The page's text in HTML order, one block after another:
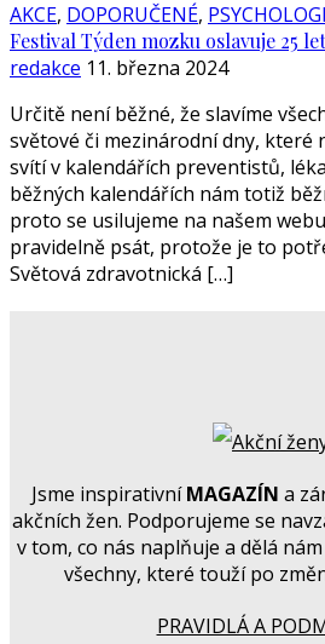
AKCE, DOPORUČENÉ,
Festival Týden mozku oslavuje 25 let
redakce 11. března 2024
Určitě není běžné, že slavíme
světové či mezinárodní dny, které
svítí v kalendářích preventistů,
běžných kalendářích nám totiž
proto se usilujeme na našem
pravidelně psát, protože je to
Světová zdravotnická […]
Jsme inspirativníMAGAZÍN a
akčních žen. Podporujeme se
v tom, co nás naplňuje a dělá
všechny, které touží po
PRAVIDLÁ A